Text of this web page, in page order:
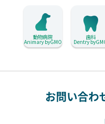
動物病院
Animary byGMO
歯科
Dentry
お問い合わ